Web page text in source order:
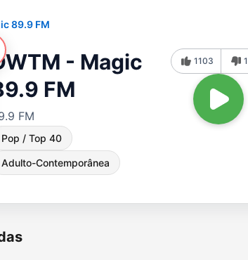
89.9 FM
- Magic
FM
FM
Pop / Top 40
Adulto-Contemporânea
1103